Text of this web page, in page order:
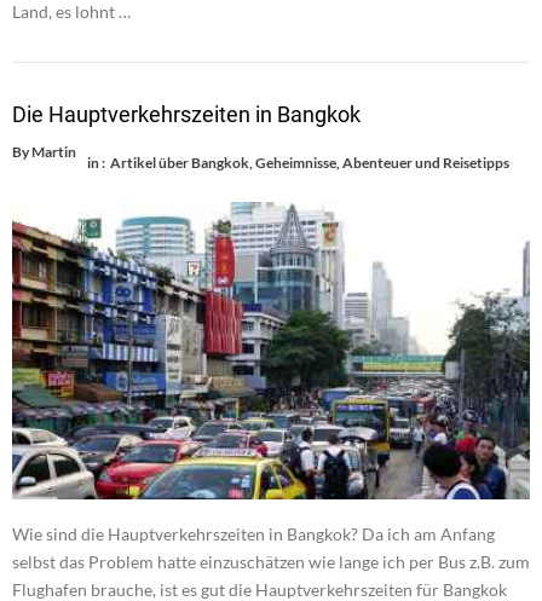
Land, es lohnt …
Die Hauptverkehrszeiten in Bangkok
ByMartin
in : Artikel über Bangkok,Geheimnisse, Abenteuer und Reisetipps
Wie sind die Hauptverkehrszeiten in Bangkok? Da ich am Anfang
selbst das Problem hatte einzuschätzen wie lange ich per Bus z.B. zum
Flughafen brauche, ist es gut die Hauptverkehrszeiten für Bangkok